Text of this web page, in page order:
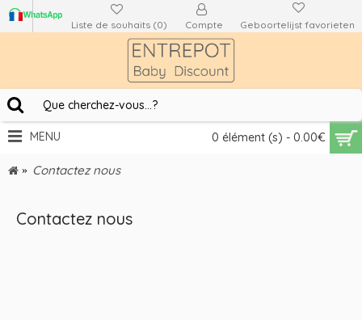
Liste de souhaits (0) Compte Geboortelijst favorieten
0 élément (s) - 0.00€
MENU
Contactez nous
Contactez nous